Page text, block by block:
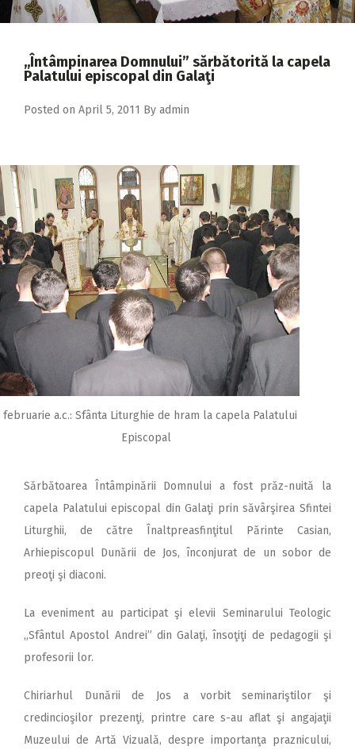
2018
2016
2012
2011
2010
2009
,,Întâmpinarea Domnului” sărbătorită la capela
Palatului episcopal din Galaţi
Posted on April 5, 2011 By admin
februarie a.c.: Sfânta Liturghie de hram la capela Palatului
Episcopal
Sărbătoarea Întâmpinării Domnului a fost prăz-nuită la
capela Palatului episcopal din Galaţi prin săvârşirea Sfintei
Liturghii, de către Înaltpreasfinţitul Părinte Casian,
Arhiepiscopul Dunării de Jos, înconjurat de un sobor de
preoţi şi diaconi.
La eveniment au participat şi elevii Seminarului Teologic
„Sfântul Apostol Andrei” din Galaţi, însoţiţi de pedagogii şi
profesorii lor.
Chiriarhul Dunării de Jos a vorbit seminariştilor şi
credincioşilor prezenţi, printre care s-au aflat şi angajaţii
Muzeului de Artă Vizuală, despre importanţa praznicului,